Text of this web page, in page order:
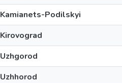
Kamianets-Podilskyi
Kirovograd
Uzhgorod
Uzhhorod